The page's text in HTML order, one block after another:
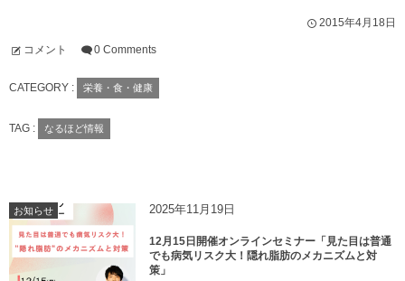
2015年4月18日
コメント 0 Comments
CATEGORY : 栄養・食・健康
TAG : なるほど情報
お知らせ 2025年11月19日
12月15日開催オンラインセミナー「見た目は普通
でも病気リスク大！隠れ脂肪のメカニズムと対
策」